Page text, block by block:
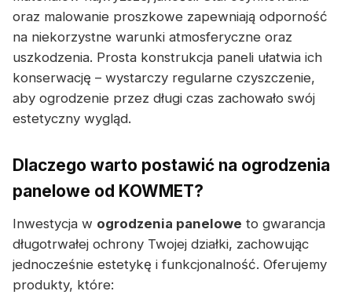
oraz malowanie proszkowe zapewniają odporność
na niekorzystne warunki atmosferyczne oraz
uszkodzenia. Prosta konstrukcja paneli ułatwia ich
konserwację – wystarczy regularne czyszczenie,
aby ogrodzenie przez długi czas zachowało swój
estetyczny wygląd.
Dlaczego warto postawić na ogrodzenia
panelowe od KOWMET?
Inwestycja w ogrodzenia panelowe to gwarancja
długotrwałej ochrony Twojej działki, zachowując
jednocześnie estetykę i funkcjonalność. Oferujemy
produkty, które: